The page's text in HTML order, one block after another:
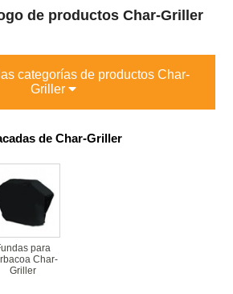
de productos Char-Griller
categorías de productos Char-
Griller
de Char-Griller
para
Char-
Griller